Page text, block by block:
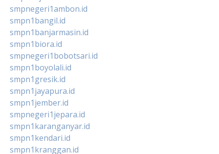
smpnegeri1ambon.id
smpn1bangil.id
smpn1banjarmasin.id
smpn1biora.id
smpnegeri1bobotsari.id
smpn1boyolali.id
smpn1gresik.id
smpn1jayapura.id
smpn1jember.id
smpnegeri1jepara.id
smpn1karanganyar.id
smpn1kendari.id
smpn1kranggan.id